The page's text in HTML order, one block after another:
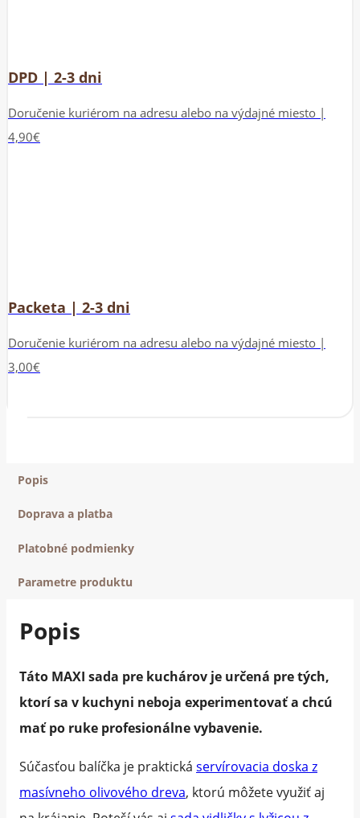
DPD | 2-3 dni
Doručenie kuriérom na adresu alebo na výdajné miesto |
4,90€
Packeta | 2-3 dni
Doručenie kuriérom na adresu alebo na výdajné miesto |
3,00€
Popis
Doprava a platba
Platobné podmienky
Parametre produktu
Popis
Táto MAXI sada pre kuchárov je určená pre tých,
ktorí sa v kuchyni neboja experimentovať a chcú
mať po ruke profesionálne vybavenie.
Súčasťou balíčka je praktická servírovacia doska z
masívneho olivového dreva, ktorú môžete využiť aj